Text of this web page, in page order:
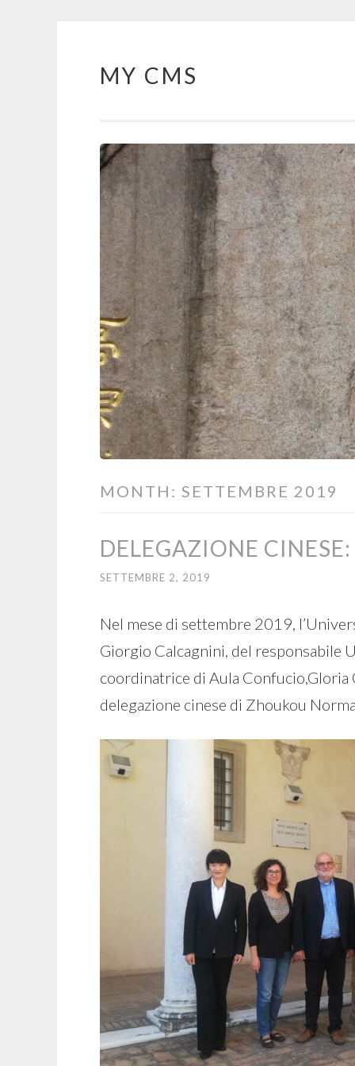
Skip
MY CMS
MONTH: SETTEMBRE 2019
DELEGAZIONE
SETTEMBRE 2, 2019
Nel mese di settembre 2019,
Giorgio Calcagnini, del responsabile
coordinatrice di Aula Confucio,Gloria
delegazione cinese di Zhoukou